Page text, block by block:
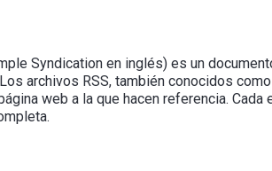
Syndication en inglés) es un
archivos RSS, también conocidos
web a la que hacen referencia.